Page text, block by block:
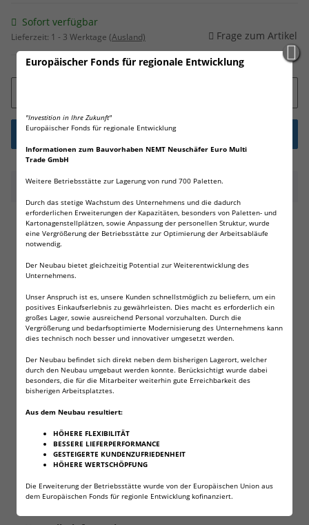
Europäischer Fonds für regionale Entwicklung
"Investition in Ihre Zukunft"
Europäischer Fonds für regionale Entwicklung
Informationen zum Bauvorhaben NEMT Neuschäfer Euro Multi
Trade GmbH
Weitere Betriebsstätte zur Lagerung von rund 700 Paletten.
Durch das stetige Wachstum des Unternehmens und die dadurch
erforderlichen Erweiterungen der Kapazitäten, besonders von Paletten- und
Kartonagenstellplätzen, sowie Anpassung der personellen Struktur, wurde
eine Vergrößerung der Betriebsstätte zur Optimierung der Arbeitsabläufe
notwendig.
Der Neubau bietet gleichzeitig Potential zur Weiterentwicklung des
Unternehmens.
Unser Anspruch ist es, unsere Kunden schnellstmöglich zu beliefern, um ein
positives Einkaufserlebnis zu gewährleisten. Dies macht es erforderlich ein
großes Lager, sowie ausreichend Personal vorzuhalten. Durch die
Vergrößerung und bedarfsoptimierte Modernisierung des Unternehmens kann
dies technisch noch besser und innovativer umgesetzt werden.
Der Neubau befindet sich direkt neben dem bisherigen Lagerort, welcher
durch den Neubau umgebaut werden konnte. Berücksichtigt wurde dabei
besonders, die für die Mitarbeiter weiterhin gute Erreichbarkeit des
bisherigen Arbeitsplatztes.
Aus dem Neubau resultiert:
HÖHERE FLEXIBILITÄT
BESSERE LIEFERPERFORMANCE
GESTEIGERTE KUNDENZUFRIEDENHEIT
HÖHERE WERTSCHÖPFUNG
Die Erweiterung der Betriebsstätte wurde von der Europäischen Union aus
dem Europäischen Fonds für regionle Entwicklung kofinanziert.
Sofort verfügbar
Lieferzeit: 1 - 3 Werktage (Ausland) Frage zum Artikel
Beschreibung
16 Wilhelm Lithium AA Mignon Batterien!
Die Ultra Lithium Batterie bietet zuverlässige Leistung
für energieintensive Geräte, wie zum Beispiel
Digitalkameras, MP3 Player und tragbare LCD
Fernsehgeräte.
1,5V
andere Bezeichnung: LR6, UM3 oder 15A
Lithiumbatterie
Temperaturbereich -40°C bis 60°C
Abmessung ø 14 x 50 mm bei einem Gewicht von ca. 16
Gramm
Angaben zur Produktsicherheit